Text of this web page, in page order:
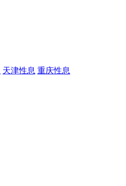
天津性息 重庆性息